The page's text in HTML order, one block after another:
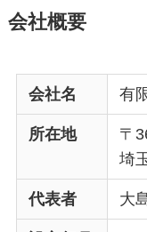
会社概要
会社名 有
所在地
〒
埼
代表者 大